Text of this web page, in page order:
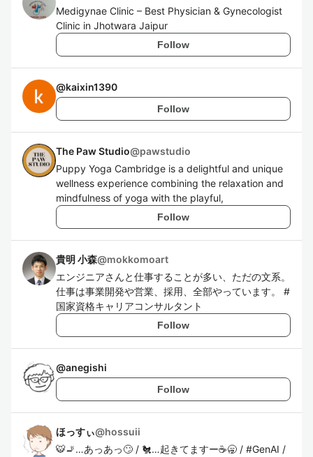
Medigynae Clinic – Best Physician & Gynecologist
Clinic in Jhotwara Jaipur
Follow
@kaixin1390
Follow
The Paw Studio@pawstudio
Puppy Yoga Cambridge is a delightful and unique
wellness experience combining the relaxation and
mindfulness of yoga with the playful,
Follow
貴明 小森@mokkomoart
エンジニアさんと仕事することが多い、ただの文系。
仕事は事業開発や営業、採用、全部やっています。 #
国家資格キャリアコンサルタント
Follow
@anegishi
Follow
ほっすぃ@hossuii
🐯🚬…あっあっ🙄 / 🐔…起きてますー☕️🥱 / #GenAI /